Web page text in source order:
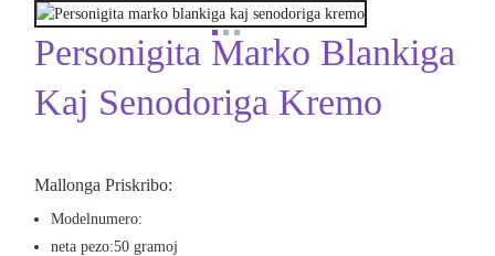
Personigita Marko Blankiga
Kaj Senodoriga Kremo
Mallonga Priskribo:
Modelnumero:
neta pezo:50 gramoj